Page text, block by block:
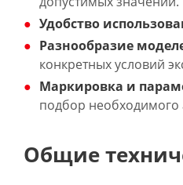
Удобство
Разнообразие
конкретных условий
Маркировка и
подбор необходимого
Общие